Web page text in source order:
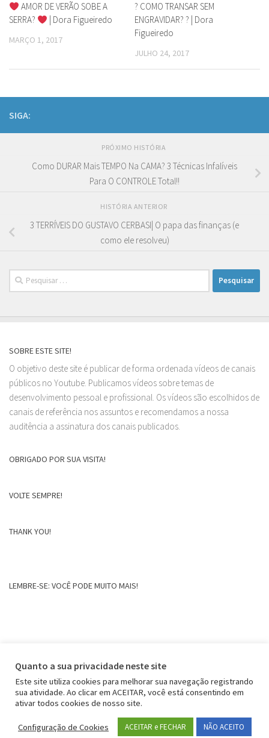
AMOR DE VERÃO SOBE A
SERRA?
| Dora Figueiredo
MARÇO 1, 2017
? COMO TRANSAR SEM
ENGRAVIDAR? ? | Dora
Figueiredo
JULHO 24, 2017
SIGA:
PRÓXIMO HISTÓRIA
Como DURAR Mais TEMPO Na CAMA? 3 Técnicas Infalíveis
Para O CONTROLE Total!!
HISTÓRIA ANTERIOR
3 TERRÍVEIS DO GUSTAVO CERBASI| O papa das finanças (e
como ele resolveu)
Pesquisar
por:
SOBRE ESTE SITE!
O objetivo deste site é publicar de forma ordenada vídeos de canais
públicos no Youtube. Publicamos vídeos sobre temas de
desenvolvimento pessoal e profissional. Os vídeos são escolhidos de
canais de referência nos assuntos e recomendamos a nossa
auditência a assinatura dos canais publicados.
OBRIGADO POR SUA VISITA!
VOLTE SEMPRE!
THANK YOU!
LEMBRE-SE: VOCÊ PODE MUITO MAIS!
Quanto a sua privacidade neste site
Este site utiliza cookies para melhorar sua navegação registrando
sua atividade. Ao clicar em ACEITAR, você está consentindo em
ativar todos cookies de nosso site.
Configuração de Cookies ACEITAR e FECHAR NÃO ACEITO